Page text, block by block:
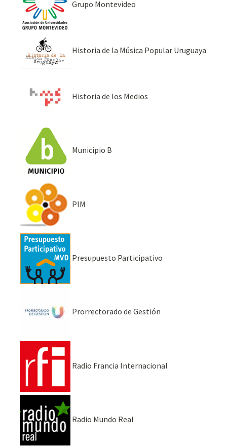
Grupo Montevideo
Historia de la Música Popular Uruguaya
Historia de los Medios
Municipio B
PIM
Presupuesto Participativo
Prorrectorado de Gestión
Radio Francia Internacional
Radio Mundo Real